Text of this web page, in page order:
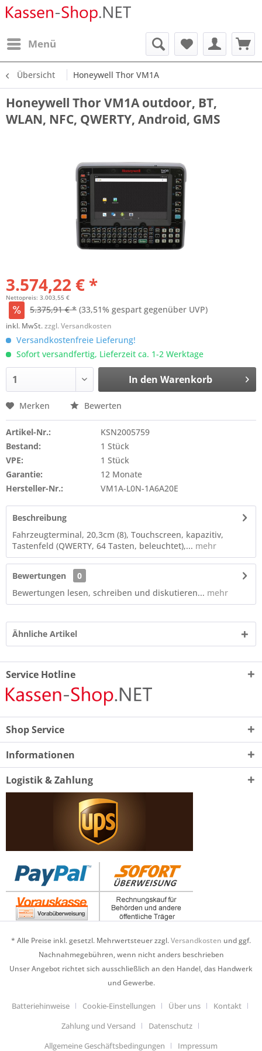
Menü
Übersicht Honeywell Thor VM1A
Honeywell Thor VM1A outdoor, BT,
WLAN, NFC, QWERTY, Android, GMS
3.574,22 € *
Nettopreis: 3.003,55 €
5.375,91 € * (33,51% gespart gegenüber UVP)
inkl. MwSt.zzgl. Versandkosten
Versandkostenfreie Lieferung!
Sofort versandfertig, Lieferzeit ca. 1-2 Werktage
In den Warenkorb
Merken Bewerten
Artikel-Nr.:
KSN2005759
Bestand:
1 Stück
VPE:
1 Stück
Garantie:
12 Monate
Hersteller-Nr.:
VM1A-L0N-1A6A20E
Beschreibung
Fahrzeugterminal, 20,3cm (8), Touchscreen, kapazitiv,
Tastenfeld (QWERTY, 64 Tasten, beleuchtet),... mehr
Bewertungen
0
Bewertungen lesen, schreiben und diskutieren... mehr
Ähnliche Artikel
Service Hotline
Shop Service
Informationen
Logistik & Zahlung
* Alle Preise inkl. gesetzl. Mehrwertsteuer zzgl.Versandkosten und ggf.
Nachnahmegebühren, wenn nicht anders beschrieben
Unser Angebot richtet sich ausschließlich an den Handel, das Handwerk
und Gewerbe.
Batteriehinweise Cookie-Einstellungen Über uns
Kontakt
Zahlung und Versand
Datenschutz
Allgemeine Geschäftsbedingungen
Impressum